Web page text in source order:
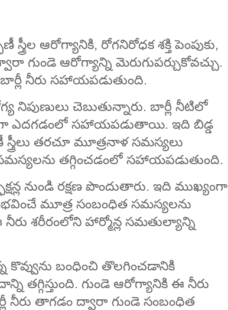
ఆరోగ్యానికి, రోగనిరోధక శక్తి పెంపుకు,
గుండె ఆరోగ్యాన్ని మెరుగుపర్చుకోవచ్చు.
నీరు సహాయపడుతుంది.
నిపుణులు చెబుతున్నారు. బార్లీ నీటిలో
ఎదగడంలో సహాయపడుతాయి. ఇది బిడ్డ
స్త్రీలు తరచూ మూత్రనాళ సమస్యలు
తగ్గించడంలో సహాయపడుతుంది.
నుండి రక్షణ పొందుతారు. ఇది ముఖ్యంగా
మూత్ర సంబంధిత సమస్యలను
శరీరంలోని హార్మోన్ల సమతుల్యాన్ని
కొవ్వును బంధించి తొలగించడానికి
తగ్గిస్తుంది. గుండె ఆరోగ్యానికి ఈ నీరు
నీరు తాగడం ద్వారా గుండె సంబంధిత